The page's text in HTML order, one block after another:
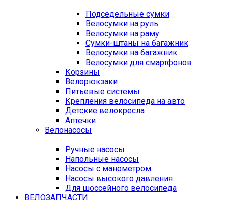
Подседельные сумки
Велосумки на руль
Велосумки на раму
Сумки-штаны на багажник
Велосумки на багажник
Велосумки для смартфонов
Корзины
Велорюкзаки
Питьевые системы
Крепления велосипеда на авто
Детские велокресла
Аптечки
Велонасосы
Ручные насосы
Напольные насосы
Насосы с манометром
Насосы высокого давления
Для шоссейного велосипеда
ВЕЛОЗАПЧАСТИ